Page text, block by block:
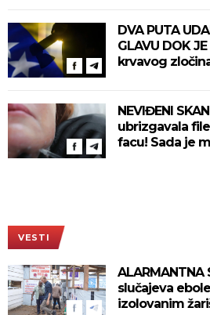
DVA PUTA
GLAVU DOK
krvavog
NEVIĐENI
ubrizgavala
facu! Sada je
VESTI
ALARMANTNA
slučajeva
izolovanim